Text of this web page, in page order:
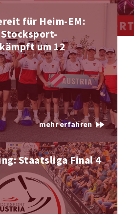
für Heim-EM:
um 12
mehr erfahren fast_forward
Staatsliga Final 4